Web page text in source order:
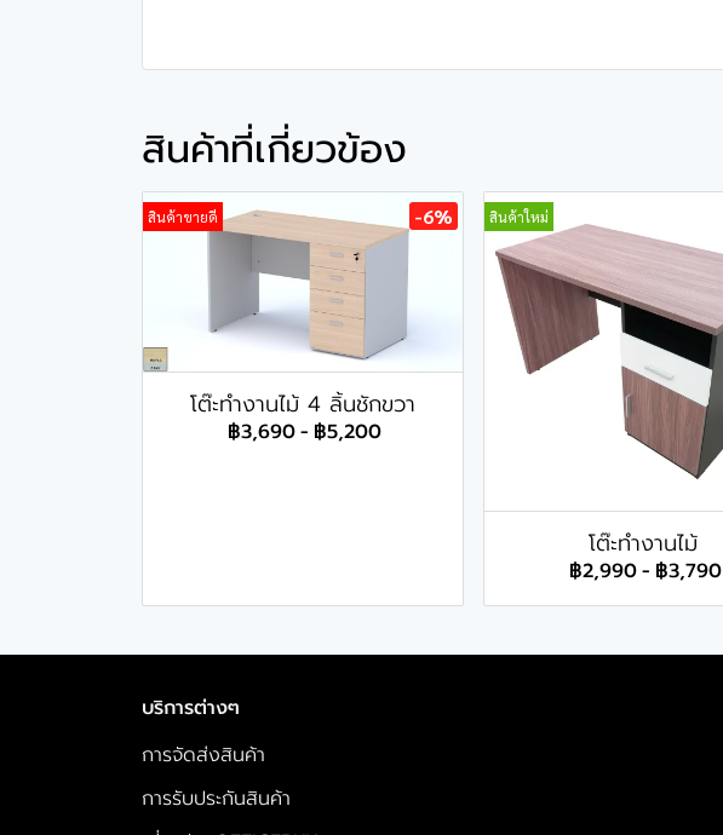
สินค้าที่เกี่ยวข้อง
สินค้าขายดี -6%
โต๊ะทำงานไม้ 4 ลิ้นชักขวา
฿3,690- ฿5,200
สินค้าใหม่
โต๊ะทำงานไม้
฿2,990- ฿3,790
บริการต่างๆ
การจัดส่งสินค้า
การรับประกันสินค้า